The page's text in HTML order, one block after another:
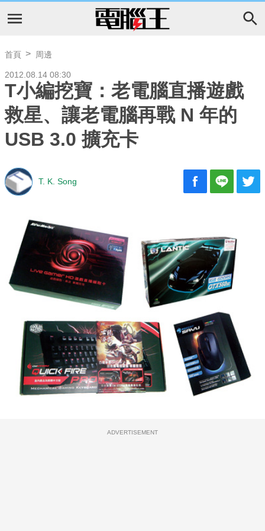
首頁 周邊
2012.08.14 08:30
T小編挖寶：老電腦直播遊戲
救星、讓老電腦再戰 N 年的
USB 3.0 擴充卡
T. K. Song
ADVERTISEMENT